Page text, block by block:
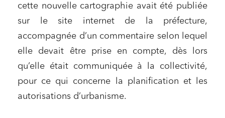
cette nouvelle cartographie avait été publiée
sur le site internet de la préfecture,
accompagnée d’un commentaire selon lequel
elle devait être prise en compte, dès lors
qu’elle était communiquée à la collectivité,
pour ce qui concerne la planification et les
autorisations d’urbanisme.